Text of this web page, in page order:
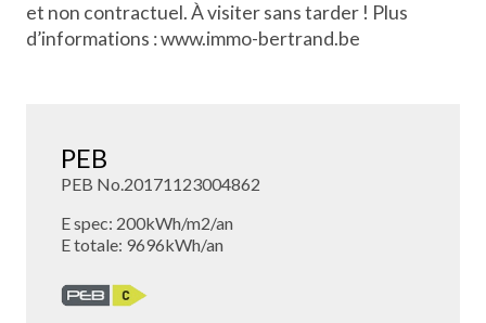
et non contractuel. À visiter sans tarder ! Plus
d’informations : www.immo-bertrand.be
PEB
PEB No.20171123004862
E spec: 200kWh/m2/an
E totale: 9696kWh/an